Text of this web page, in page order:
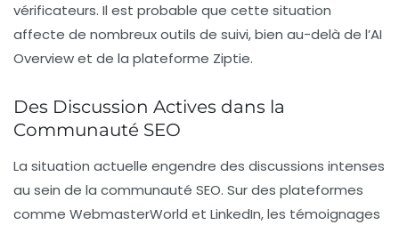
vérificateurs. Il est probable que cette situation
affecte de nombreux outils de suivi, bien au-delà de l’AI
Overview et de la plateforme Ziptie.
Des Discussion Actives dans la
Communauté SEO
La situation actuelle engendre des discussions intenses
au sein de la communauté SEO. Sur des plateformes
comme WebmasterWorld et LinkedIn, les témoignages